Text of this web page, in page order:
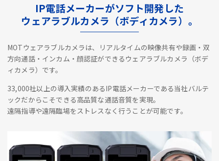
IP電話メーカーがソフト開発した
ウェアラブルカメラ（ボディカメラ）。
MOTウェアラブルカメラは、リアルタイムの映像共有や録画・双
方向通話・インカム・顔認証ができるウェアラブルカメラ（ボデ
ィカメラ）です。
33,000社以上の導入実績のあるIP電話メーカーである当社バルテ
ックだからこそできる高品質な通話音質を実現。
遠隔指導や遠隔臨場をストレスなく行うことが可能です。